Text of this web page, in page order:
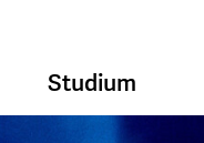
Studium